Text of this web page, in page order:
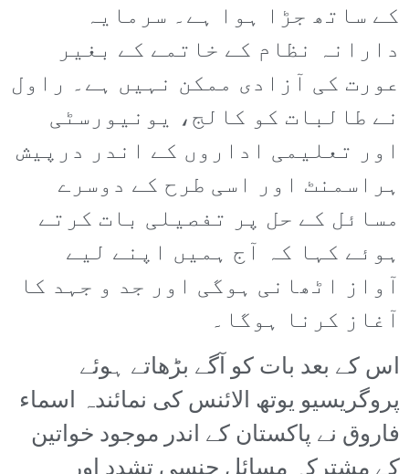
کے ساتھ جڑا ہوا ہے۔ سرمایہ
دارانہ نظام کے خاتمے کے بغیر
عورت کی آزادی ممکن نہیں ہے۔ راول
نے طالبات کو کالج، یونیورسٹی
اور تعلیمی اداروں کے اندر درپیش
ہراسمنٹ اور اسی طرح کے دوسرے
مسائل کے حل پر تفصیلی بات کرتے
ہوئے کہا کہ آج ہمیں اپنے لیے
آواز اٹھانی ہوگی اور جد و جہد کا
آغاز کرنا ہوگا۔
اس کے بعد بات کو آگے بڑھاتے ہوئے
پروگریسیو یوتھ الائنس کی نمائندہ اسماء
فاروق نے پاکستان کے اندر موجود خواتین